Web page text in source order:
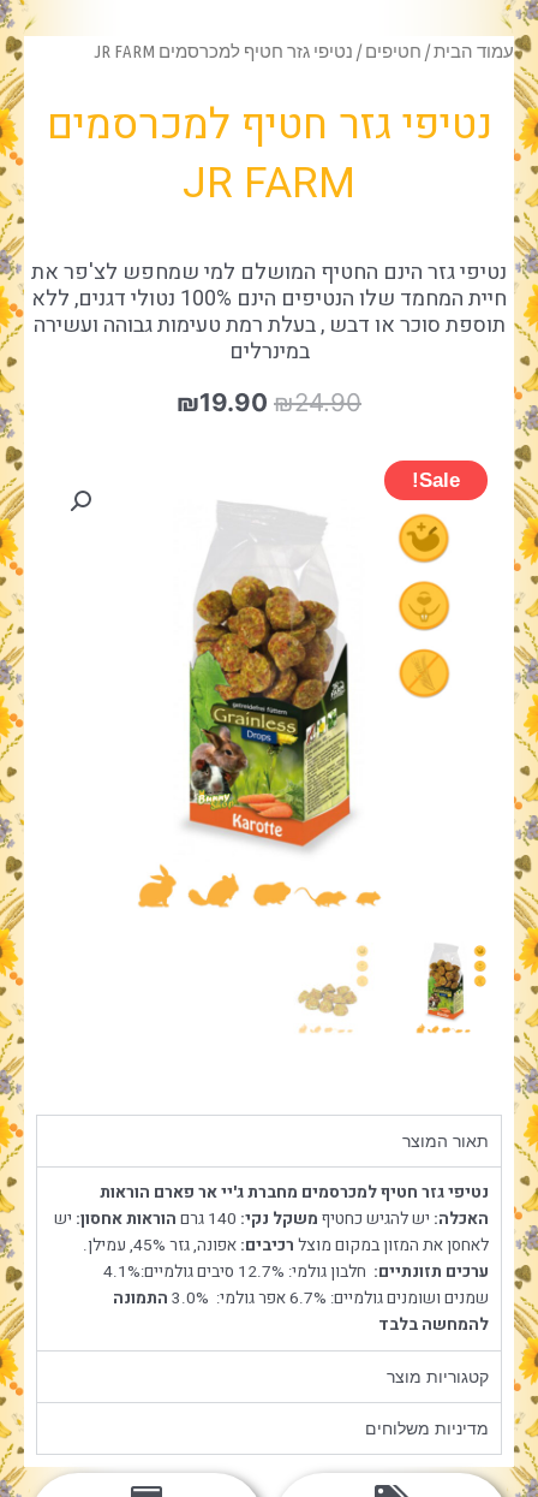
עמוד הבית/ חטיפים/ נטיפי גזר חטיף למכרסמים JR FARM
נטיפי גזר חטיף למכרסמים
JR FARM
נטיפי גזר הינם החטיף המושלם למי שמחפש לצ'פר את
חיית המחמד שלו הנטיפים הינם 100% נטולי דגנים, ללא
תוספת סוכר או דבש , בעלת רמת טעימות גבוהה ועשירה
במינרלים
₪24.90
המחיר₪19.90
Sale!
תאור המוצר
נטיפי גזר חטיף למכרסמים מחברת ג'יי אר פארם הוראות
האכלה: יש להגיש כחטיף משקל נקי: הוראות אחסון: יש
לאחסן את המזון במקום מוצל רכיבים: אפונה, גזר 45%, עמילן.
ערכים תזונתיים: חלבון גולמי: 12.7%
סיבים גולמיים:4.1%
שמנים ושומנים גולמיים: 6.7%
אפר גולמי: 3.0%
התמונה
להמחשה בלבד
קטגוריות מוצר
מדיניות משלוחים